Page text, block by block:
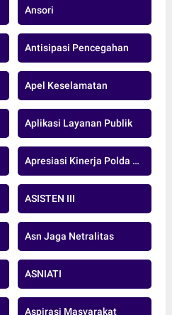
Ansori
Antisipasi Pencegahan
Apel Keselamatan
Aplikasi Layanan Publik
Apresiasi Kinerja Polda Jambi
ASISTEN III
Asn Jaga Netralitas
ASNIATI
Aspirasi Masyarakat